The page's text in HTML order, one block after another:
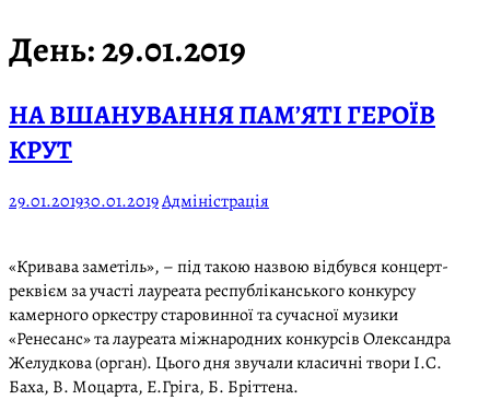
День:29.01.2019
НА ВШАНУВАННЯ ПАМ’ЯТІ ГЕРОЇВ
КРУТ
29.01.201930.01.2019Адміністрація
«Кривава заметіль», – під такою назвою відбувся концерт-
реквієм за участі лауреата республіканського конкурсу
камерного оркестру старовинної та сучасної музики
«Ренесанс» та лауреата міжнародних конкурсів Олександра
Желудкова (орган). Цього дня звучали класичні твори І.С.
Баха, В. Моцарта, Е.Гріга, Б. Бріттена.